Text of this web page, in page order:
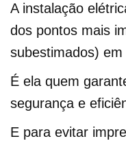
A instalação
dos pontos mais
subestimados)
É ela quem
segurança e
E para evitar